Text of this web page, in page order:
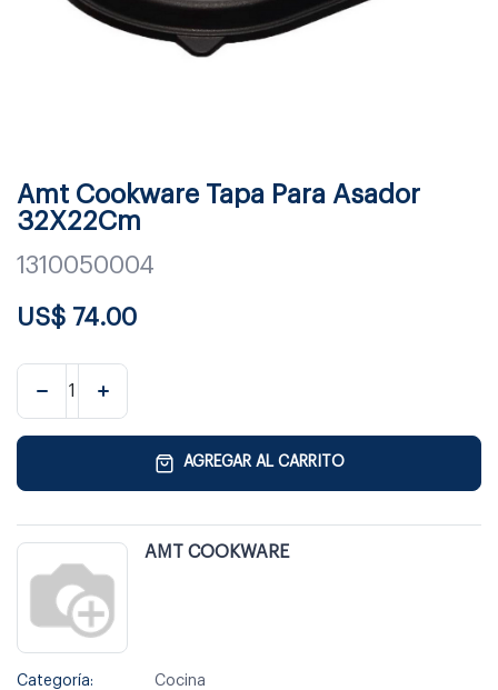
Amt Cookware Tapa Para Asador
32X22Cm
1310050004
US$ 74.00
AGREGAR AL CARRITO
AMT COOKWARE
Categoría: Cocina